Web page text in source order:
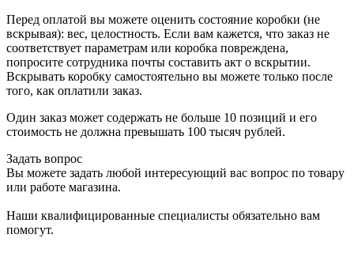
Перед оплатой вы можете оценить состояние коробки (не
вскрывая): вес, целостность. Если вам кажется, что заказ не
соответствует параметрам или коробка повреждена,
попросите сотрудника почты составить акт о вскрытии.
Вскрывать коробку самостоятельно вы можете только после
того, как оплатили заказ.
Один заказ может содержать не больше 10 позиций и его
стоимость не должна превышать 100 тысяч рублей.
Задать вопрос
Вы можете задать любой интересующий вас вопрос по товару
или работе магазина.
Наши квалифицированные специалисты обязательно вам
помогут.